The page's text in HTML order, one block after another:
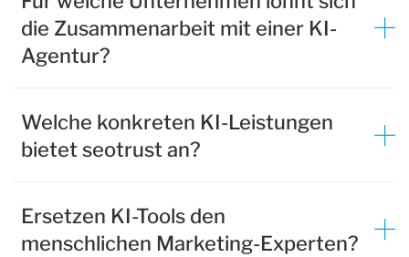
die Zusammenarbeit mit einer KI-
Agentur?
Welche konkreten KI-Leistungen
bietet seotrust an?
Ersetzen KI-Tools den
menschlichen Marketing-Experten?